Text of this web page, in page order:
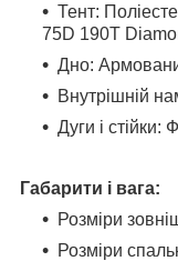
Тент:
75D 190T
Дно:
Внутрішній
Дуги і стійки:
Габарити і вага:
Розміри
Розміри